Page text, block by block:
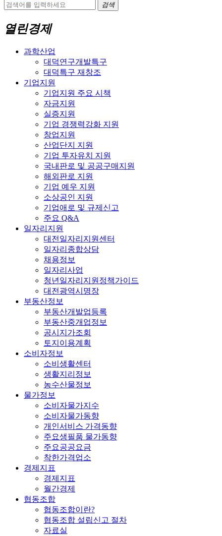
검색
열린경제
과학산업
대덕연구개발특구
대덕특구 재창조
기업지원
기업지원 주요 시책
자금지원
실증지원
기업 경쟁력강화 지원
창업지원
산업단지 지원
기업 투자유치 지원
국내판로 및 공공구매지원
해외판로 지원
기업 예우 지원
소상공인 지원
기업애로 및 규제신고
주요 Q&A
일자리지원
대전일자리지원센터
일자리종합상담
채용정보
일자리사업
청년일자리지원정책가이드
대전광역시명장
부동산정보
부동산개발업등록
부동산중개업정보
공시지가조회
토지이용계획
소비자정보
소비생활센터
생활지리정보
농수산물정보
물가정보
소비자물가지수
소비자물가동향
개인서비스 가격동향
주요생필품 물가동향
주요공공요금
착한가격업소
경제지표
경제지표
월간경제
협동조합
협동조합이란?
협동조합 설립신고 절차
자료실